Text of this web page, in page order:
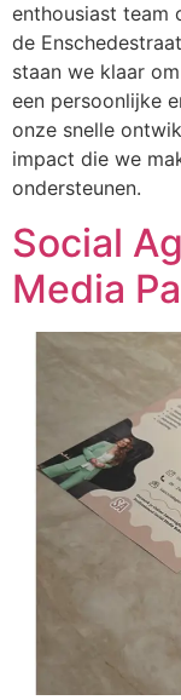
enthousiast team
de
staan we klaar
een persoonlijke
onze snelle
impact die we
ondersteunen.
Social
Media